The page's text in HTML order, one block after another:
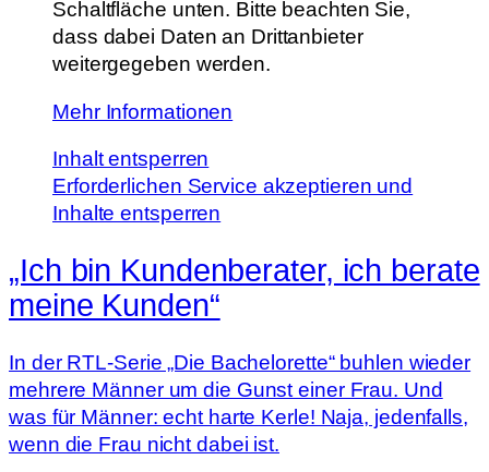
Schaltfläche unten. Bitte beachten Sie,
dass dabei Daten an Drittanbieter
weitergegeben werden.
Mehr Informationen
Inhalt entsperren
Erforderlichen Service akzeptieren und
Inhalte entsperren
„Ich bin Kundenberater, ich berate
meine Kunden“
In der RTL-Serie „Die Bachelorette“ buhlen wieder
mehrere Männer um die Gunst einer Frau. Und
was für Männer: echt harte Kerle! Naja, jedenfalls,
wenn die Frau nicht dabei ist.